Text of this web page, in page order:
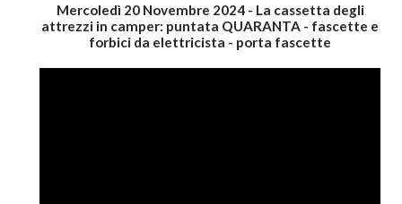
Mercoledì 20 Novembre 2024 - La cassetta degli
attrezzi in camper: puntata QUARANTA - fascette e
forbici da elettricista - porta fascette